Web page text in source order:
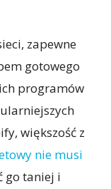
zapewne
gotowego
programów
większość z
nie musi
go taniej i